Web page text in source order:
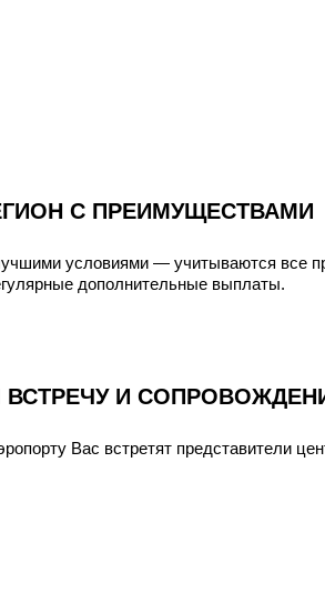
С ПРЕИМУЩЕСТВАМИ
условиями — учитываются все
дополнительные выплаты.
ВСТРЕЧУ И
Вас встретят представители